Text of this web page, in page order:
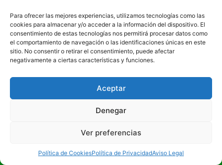
Para ofrecer las mejores experiencias, utilizamos tecnologías como las
cookies para almacenar y/o acceder a la información del dispositivo. El
consentimiento de estas tecnologías nos permitirá procesar datos como
el comportamiento de navegación o las identificaciones únicas en este
sitio. No consentir o retirar el consentimiento, puede afectar
negativamente a ciertas características y funciones.
Aceptar
Denegar
Ver preferencias
Política de CookiesPolítica de PrivacidadAviso Legal
importante tejido empresarial, lo que genera una
demanda creciente de eventos corporativos.
Empresas locales organizan presentaciones,
aniversarios y celebraciones internas donde un
fotomatón aporta un valor añadido en términos de
entretenimiento y branding.
Por otro lado, las fiestas locales, como las Fiestas
Patronales en honor a la Virgen de la Consolación,
reúnen a miles de personas cada año. En este
contexto, los fotomatones pueden ser una
eventos públicos.¡LLÁMANOS!